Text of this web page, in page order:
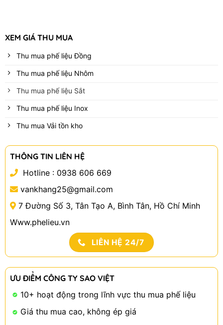
XEM GIÁ THU MUA
Thu mua phế liệu Đồng
Thu mua phế liệu Nhôm
Thu mua phế liệu Sắt
Thu mua phế liệu Inox
Thu mua Vải tồn kho
THÔNG TIN LIÊN HỆ
Hotline : 0938 606 669
vankhang25@gmail.com
7 Đường Số 3, Tân Tạo A, Bình Tân, Hồ Chí Minh
Www.phelieu.vn
LIÊN HỆ 24/7
ƯU ĐIỂM CÔNG TY SAO VIỆT
10+ hoạt động trong lĩnh vực thu mua phế liệu
Giá thu mua cao, không ép giá